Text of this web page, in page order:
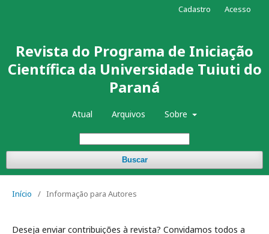
Revista do Programa de Iniciação
Científica da Universidade Tuiuti do
Paraná
Atual Arquivos Sobre
Buscar
Cadastro Acesso
Início / Informação para Autores
Deseja enviar contribuições à revista? Convidamos todos a